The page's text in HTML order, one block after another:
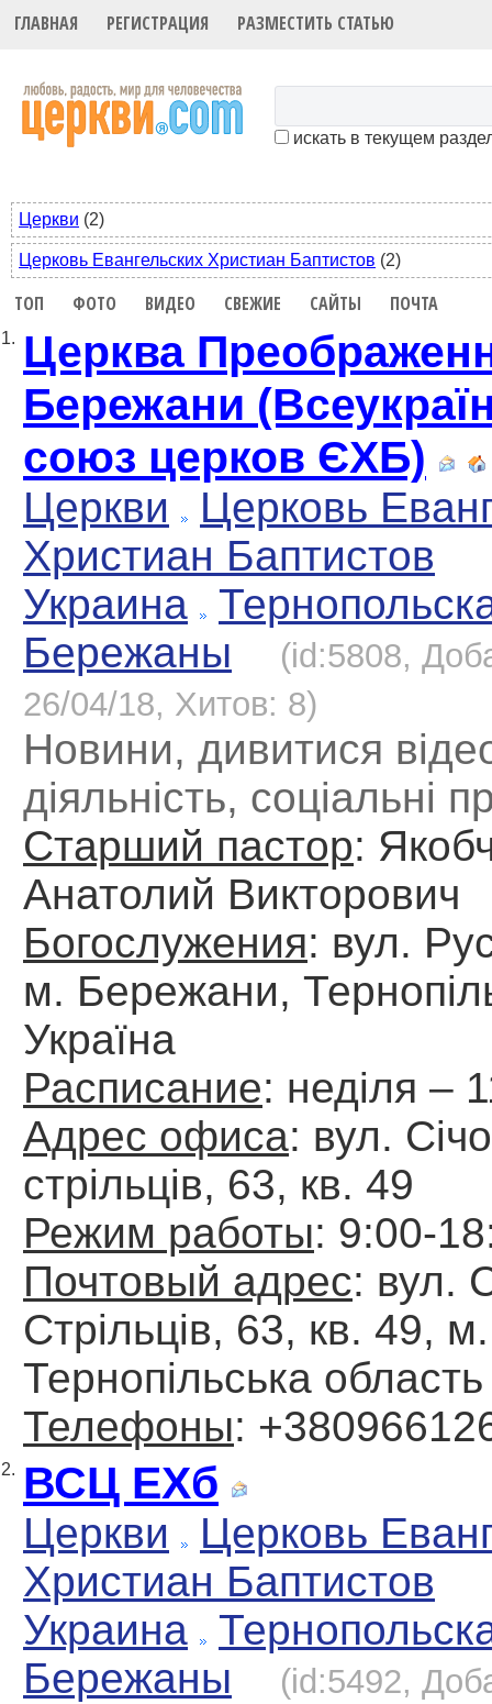
ГЛАВНАЯ РЕГИСТРАЦИЯ РАЗМЕСТИТЬ СТАТЬЮ
искать в текущем
Церкви (2)
Церковь Евангельских Христиан Баптистов (2)
ТОП ФОТО ВИДЕО СВЕЖИЕ САЙТЫ ПОЧТА
1. Церква
Бережани
союз церков ЄХБ)
Церкви
Церковь
Христиан Баптистов
Украина
Бережаны
(id:5808,
26/04/18, Хитов: 8)
Новини, дивитися
діяльність, соціальні
Старший пастор:
Анатолий Викторович
Богослужения: вул.
м. Бережани,
Україна
Расписание: неділя –
Адрес офиса: вул.
стрільців, 63, кв. 49
Режим работы: 9:00-
Почтовый адрес: вул.
Стрільців, 63, кв. 49,
Тернопільська область
Телефоны:
2. ВСЦ ЕХб
Церкви
Церковь
Христиан Баптистов
Украина
Бережаны
(id:5492,